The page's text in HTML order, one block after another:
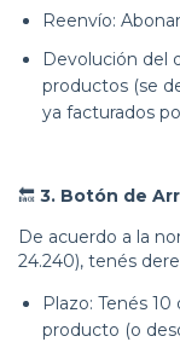
Reenvío:
Devolución del
productos (se
ya facturados
🔙 3. Botón de
De acuerdo a la
24.240), tenés
Plazo: Tenés
producto (o